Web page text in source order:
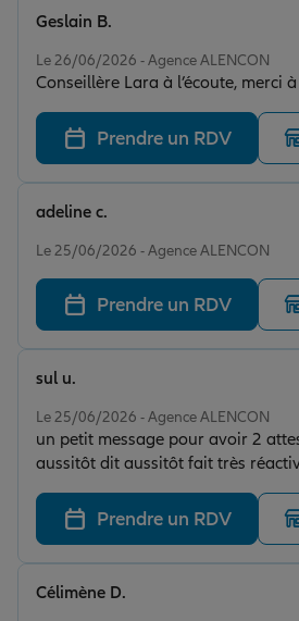
Le 26/06/2026 - Agence ALENCON
Conseillère Lara à l’écoute, merci
Geslain B.
Prendre un RDV
Le 25/06/2026 - Agence ALENCON
adeline c.
Prendre un RDV
Le 25/06/2026 - Agence ALENCON
un petit message pour avoir 2
aussitôt dit aussitôt fait très
sul u.
Prendre un RDV
Célimène D.